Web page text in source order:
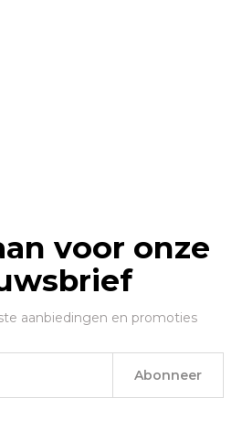
voor onze
aanbiedingen en promoties
Abonneer